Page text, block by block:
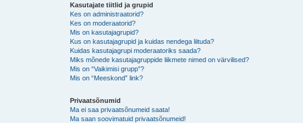
Kasutajate tiitlid ja grupid
Kes on administraatorid?
Kes on moderaatorid?
Mis on kasutajagrupid?
Kus on kasutajagrupid ja kuidas nendega liituda?
Kuidas kasutajagrupi moderaatoriks saada?
Miks mõnede kasutajagruppide liikmete nimed on värvilised?
Mis on “Vaikimisi grupp”?
Mis on “Meeskond” link?
Privaatsõnumid
Ma ei saa privaatsõnumeid saata!
Ma saan soovimatuid privaatsõnumeid!